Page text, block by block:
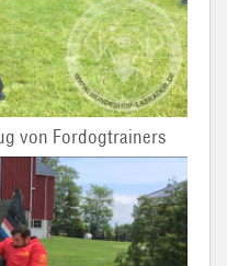
von Fordogtrainers